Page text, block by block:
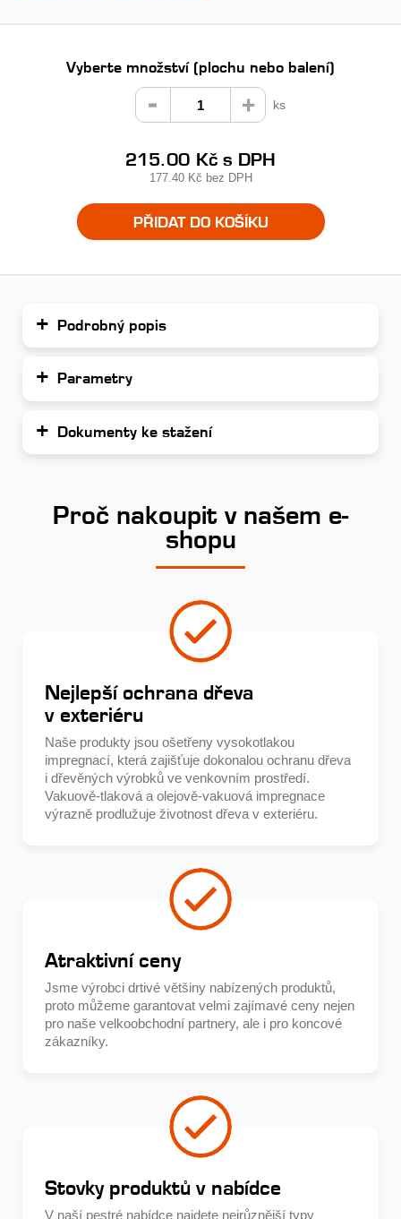
Vyberte množství (plochu nebo balení)
ks
215.00 Kč s DPH
177.40 Kč bez DPH
PŘIDAT DO KOŠÍKU
Podrobný popis
Parametry
Dokumenty ke stažení
Proč nakoupit v našem e-
shopu
Nejlepší ochrana dřeva
v exteriéru
Naše produkty jsou ošetřeny vysokotlakou
impregnací, která zajišťuje dokonalou ochranu dřeva
i dřevěných výrobků ve venkovním prostředí.
Vakuově-tlaková a olejově-vakuová impregnace
výrazně prodlužuje životnost dřeva v exteriéru.
Atraktivní ceny
Jsme výrobci drtivé většiny nabízených produktů,
proto můžeme garantovat velmi zajímavé ceny nejen
pro naše velkoobchodní partnery, ale i pro koncové
zákazníky.
Stovky produktů v nabídce
V naší pestré nabídce najdete nejrůznější typy